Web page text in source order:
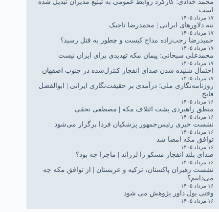
است
۱۷ مرداد ۱۴۰۵
ننه دلاورهای ایرانی | محمدرضا تاجیک
۱۷ مرداد ۱۴۰۵
حمیدرضا رجب‌زاده مداح کیست و چطور به قتل رسید؟
۱۷ مرداد ۱۴۰۵
محمدعلی سبحانی: پیمان مکه تهدیدی برای ایران نیست
۱۷ مرداد ۱۴۰۵
احتمال شنیده شدن صدای انفجار کنترل‌شده در جنوب اصفهان
۱۷ مرداد ۱۴۰۵
روزنامه‌نگاری ملی؛ درآمدی بر حقیقت‌نگاری ایرانی | ابوالفضل
فاتح
۱۶ مرداد ۱۴۰۵
منطق راهبردی پشت ائتلاف مکه | مصطفی نجفی
۱۶ مرداد ۱۴۰۵
نشست خبری رئیس‌جمهور پزشکیان فردا برگزار می‌شود
۱۶ مرداد ۱۴۰۵
توافق مکه امضا شد
۱۶ مرداد ۱۴۰۵
صدای بلند انفجار مسکو را لرزاند | ماجرا چه بود؟
۱۶ مرداد ۱۴۰۵
نشست رهبران پاکستان، ترکیه و عربستان | از توافق مکه چه
می‌دانیم؟
۱۶ مرداد ۱۴۰۵
وقتی پول داور پژوهش می شود
۱۶ مرداد ۱۴۰۵